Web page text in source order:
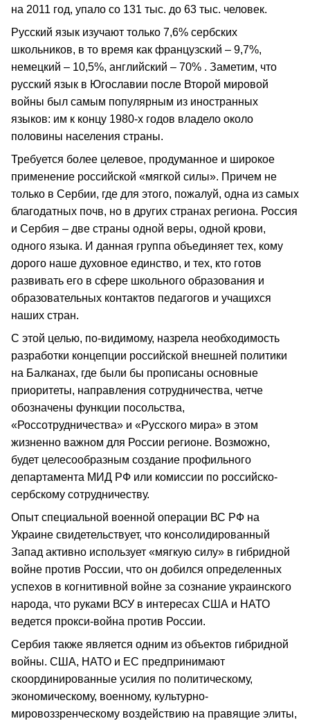
на 2011 год, упало со 131 тыс. до 63 тыс. человек.
Русский язык изучают только 7,6% сербских
школьников, в то время как французский – 9,7%,
немецкий – 10,5%, английский – 70% . Заметим, что
русский язык в Югославии после Второй мировой
войны был самым популярным из иностранных
языков: им к концу 1980-х годов владело около
половины населения страны.
Требуется более целевое, продуманное и широкое
применение российской «мягкой силы». Причем не
только в Сербии, где для этого, пожалуй, одна из самых
благодатных почв, но в других странах региона. Россия
и Сербия – две страны одной веры, одной крови,
одного языка. И данная группа объединяет тех, кому
дорого наше духовное единство, и тех, кто готов
развивать его в сфере школьного образования и
образовательных контактов педагогов и учащихся
наших стран.
С этой целью, по-видимому, назрела необходимость
разработки концепции российской внешней политики
на Балканах, где были бы прописаны основные
приоритеты, направления сотрудничества, четче
обозначены функции посольства,
«Россотрудничества» и «Русского мира» в этом
жизненно важном для России регионе. Возможно,
будет целесообразным создание профильного
департамента МИД РФ или комиссии по российско-
сербскому сотрудничеству.
Опыт специальной военной операции ВС РФ на
Украине свидетельствует, что консолидированный
Запад активно использует «мягкую силу» в гибридной
войне против России, что он добился определенных
успехов в когнитивной войне за сознание украинского
народа, что руками ВСУ в интересах США и НАТО
ведется прокси-война против России.
Сербия также является одним из объектов гибридной
войны. США, НАТО и ЕС предпринимают
скоординированные усилия по политическому,
экономическому, военному, культурно-
мировоззренческому воздействию на правящие элиты,